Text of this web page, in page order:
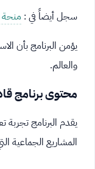
سجل أيضاً في : منحة
يؤمن البرنامج بأن
والعالم.
محتوى برنامج
يقدم البرنامج تجربة
المشاريع الجماعية